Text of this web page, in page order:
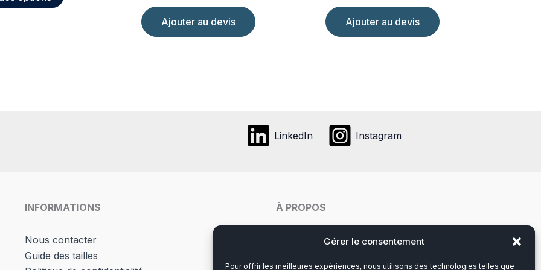
Gérer le consentement
Pour offrir les meilleures expériences, nous utilisons des technologies telles que
produit
produit
Ajouter au devis Ajouter au devis
LinkedIn Instagram
INFORMATIONS
Nous contacter
Guide des tailles
À PROPOS
Notre histoire